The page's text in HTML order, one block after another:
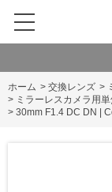
ホーム > 交換レンズ >
> ミラーレスカメラ用
> 30mm F1.4 DC DN |